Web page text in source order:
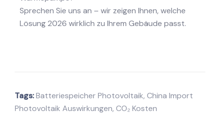
Sprechen Sie uns an – wir zeigen Ihnen, welche
Lösung 2026 wirklich zu Ihrem Gebäude passt.
Tags:Batteriespeicher Photovoltaik, China Import
Photovoltaik Auswirkungen, CO₂ Kosten